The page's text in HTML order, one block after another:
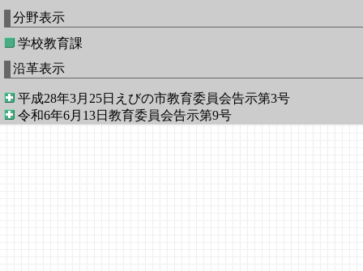
分野表示
学校教育課
沿革表示
平成28年3月25日えびの市教育委員会告示第3号
令和6年6月13日教育委員会告示第9号